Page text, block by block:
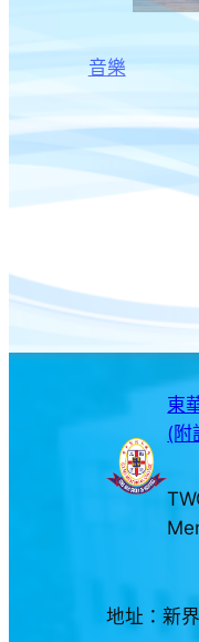
音樂
東
(附
地址：新